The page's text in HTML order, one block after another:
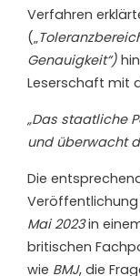
Verfahren
(„
Genauigkeit“)
Leserschaft mit
„Das staatliche
und überwacht
Die
Mai 2023in
britischen
wie BMJ, die